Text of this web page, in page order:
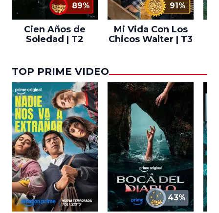
89%
Cien Años de
Soledad | T2
91%
Mi Vida Con Los
Chicos Walter | T3
TOP PRIME VIDEO
43%